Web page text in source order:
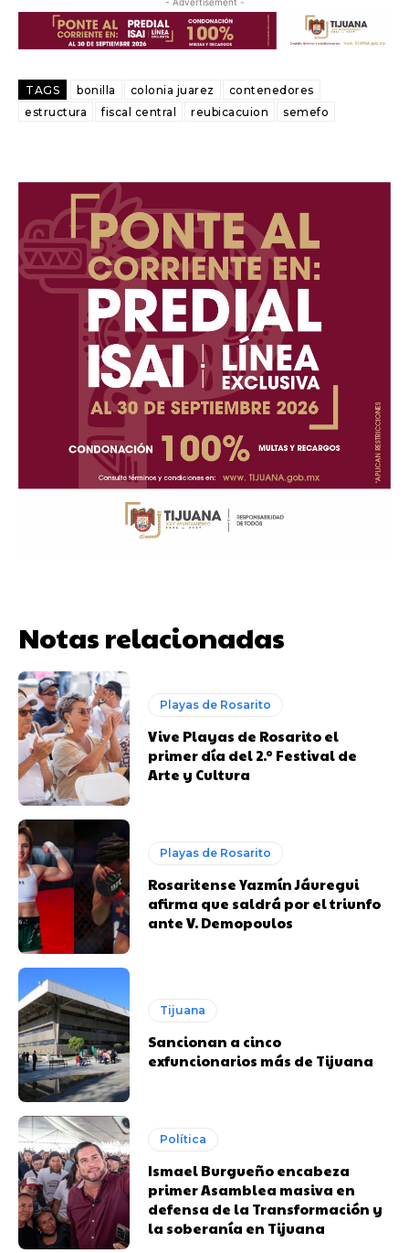
TAGS bonilla colonia juarez
contenedores
estructura
fiscal central reubicacuion semefo
Notas relacionadas
Playas de Rosarito
Vive Playas de Rosarito el
primer día del 2.º Festival de
Arte y Cultura
Playas de Rosarito
Rosaritense Yazmín Jáuregui
afirma que saldrá por el triunfo
ante V. Demopoulos
Tijuana
Sancionan a cinco
exfuncionarios más de Tijuana
Política
Ismael Burgueño encabeza
primer Asamblea masiva en
defensa de la Transformación y
la soberanía en Tijuana